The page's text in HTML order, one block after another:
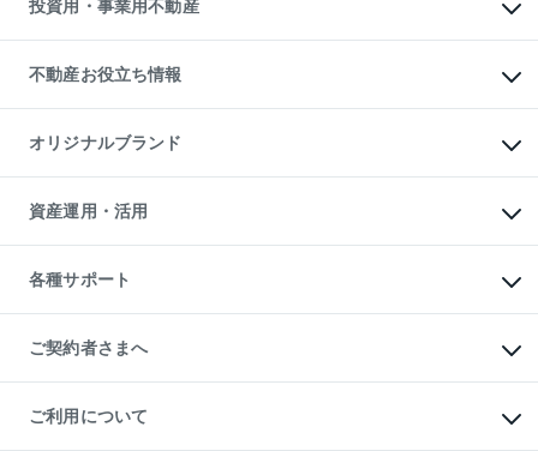
English 繁体中文簡体中文
売却ガイド
賃貸管理プラン
リロケーションについて
貸すガイド
投資用・事業用不動産
事業用不動産
マンション投資
投資用マンション
アパート経営
収益物件
ビル購入（ビル一棟）
投資用不動産の売却査定
事業用不動産の売却査定
不動産お役立ち情報
マンションライブラリー
人気マンションランキング
暮らしに役立つ不動産メディア
不動産相場・不動産価格情報
不動産コラム・ニュース
不動産用語集
不動産なんでもネット相談室
住まいの税金
オリジナルブランド
一棟リノベーションマンション
L`GENTE（ルジェンテ）
区分リノベーションマンション
投資用一棟レジデンスWELL
不動産小口投資
LEGACIA（レガシア）
資産運用・活用
不動産M&A
アセットマネジメント・出資
各種サポート
相続サポート
リフォームサポート
ご契約者さまへ
ご紹介・再契約特典
入居者様専用-各種ご案内（賃貸）
ご利用について